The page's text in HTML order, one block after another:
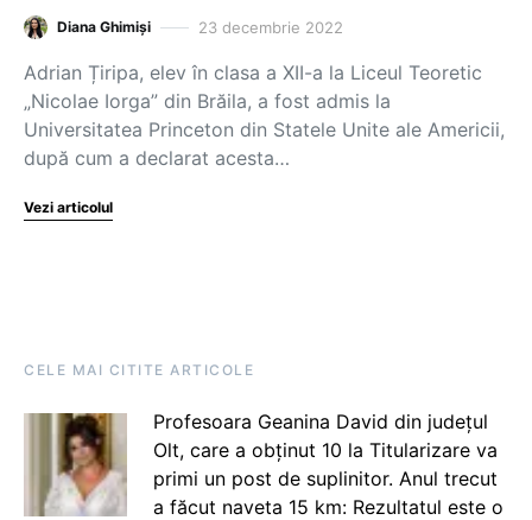
Diana Ghimiși 23 decembrie 2022
Adrian Țiripa, elev în clasa a XII-a la Liceul Teoretic
„Nicolae Iorga” din Brăila, a fost admis la
Universitatea Princeton din Statele Unite ale Americii,
după cum a declarat acesta…
Vezi articolul
CELE MAI CITITE ARTICOLE
Profesoara Geanina David din județul
Olt, care a obținut 10 la Titularizare va
primi un post de suplinitor. Anul trecut
a făcut naveta 15 km: Rezultatul este o